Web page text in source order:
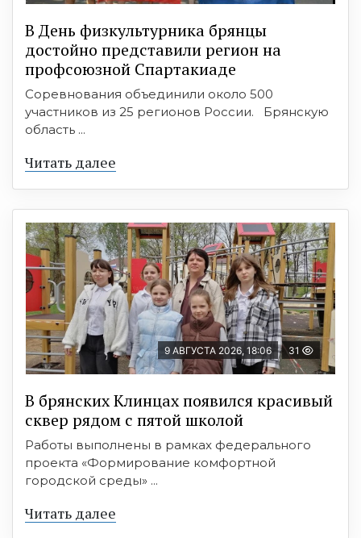
В День физкультурника брянцы
достойно представили регион на
профсоюзной Спартакиаде
Соревнования объединили около 500
участников из 25 регионов России. Брянскую
область ...
Читать далее
9 АВГУСТА 2026, 18:06 31
В брянских Клинцах появился красивый
сквер рядом с пятой школой
Работы выполнены в рамках федерального
проекта «Формирование комфортной
городской среды» ...
Читать далее